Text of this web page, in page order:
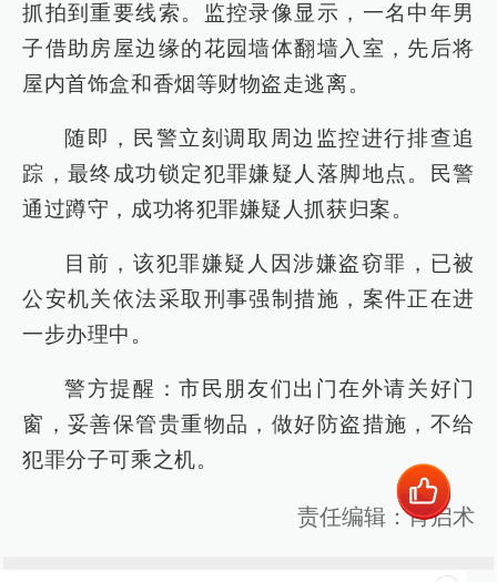
抓拍到重要线索。监控录像显示，一名中年男
子借助房屋边缘的花园墙体翻墙入室，先后将
屋内首饰盒和香烟等财物盗走逃离。
随即，民警立刻调取周边监控进行排查追
踪，最终成功锁定犯罪嫌疑人落脚地点。民警
通过蹲守，成功将犯罪嫌疑人抓获归案。
目前，该犯罪嫌疑人因涉嫌盗窃罪，已被
公安机关依法采取刑事强制措施，案件正在进
一步办理中。
警方提醒：市民朋友们出门在外请关好门
窗，妥善保管贵重物品，做好防盗措施，不给
犯罪分子可乘之机。
责任编辑：肖启术